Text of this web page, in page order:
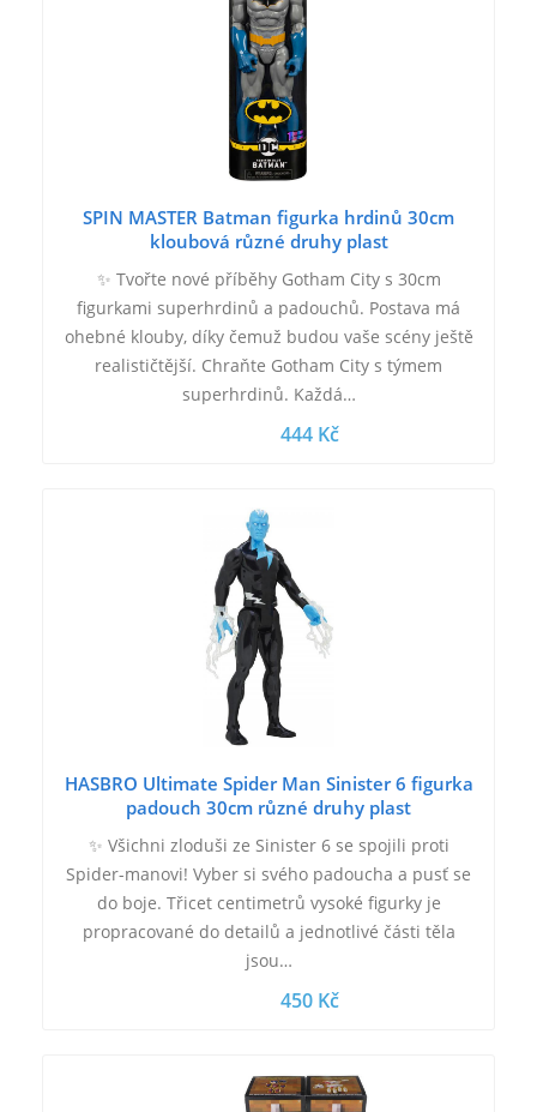
SPIN MASTER Batman figurka hrdinů 30cm
kloubová různé druhy plast
✨ Tvořte nové příběhy Gotham City s 30cm
figurkami superhrdinů a padouchů. Postava má
ohebné klouby, díky čemuž budou vaše scény ještě
realističtější. Chraňte Gotham City s týmem
superhrdinů. Každá…
444 Kč
HASBRO Ultimate Spider Man Sinister 6 figurka
padouch 30cm různé druhy plast
✨ Všichni zloduši ze Sinister 6 se spojili proti
Spider-manovi! Vyber si svého padoucha a pusť se
do boje. Třicet centimetrů vysoké figurky je
propracované do detailů a jednotlivé části těla
jsou…
450 Kč